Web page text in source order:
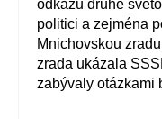
odkazu druhé
politici a zejména
Mnichovskou
zrada ukázala
zabývaly otázkami